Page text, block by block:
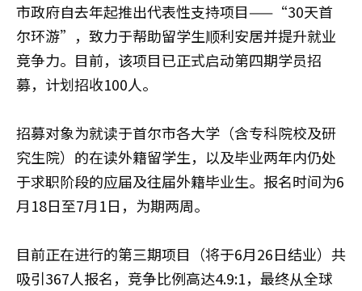
市政府自去年起推出代表性支持项目——“30天首
尔环游”，致力于帮助留学生顺利安居并提升就业
竞争力。目前，该项目已正式启动第四期学员招
募，计划招收100人。
招募对象为就读于首尔市各大学（含专科院校及研
究生院）的在读外籍留学生，以及毕业两年内仍处
于求职阶段的应届及往届外籍毕业生。报名时间为6
月18日至7月1日，为期两周。
目前正在进行的第三期项目（将于6月26日结业）共
吸引367人报名，竞争比例高达4.9:1，最终从全球